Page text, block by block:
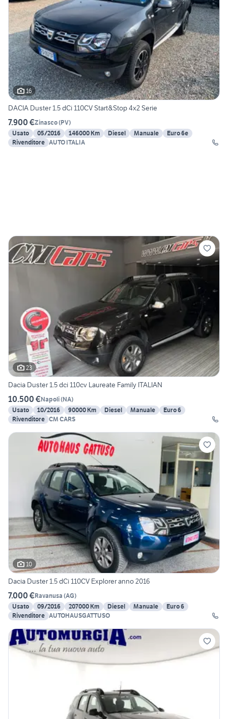
16
DACIA Duster 1.5 dCi 110CV Start&Stop 4x2 Serie
7.900 €Zinasco(PV)
Usato
05/2016 146000 Km Diesel Manuale
Euro 6e
Rivenditore AUTO ITALIA
23
Dacia Duster 1.5 dci 110cv Laureate Family ITALIAN
10.500 €Napoli(NA)
Usato
10/2016 90000 Km Diesel Manuale
Euro 6
Rivenditore CM CARS
10
Dacia Duster 1.5 dCi 110CV Explorer anno 2016
7.000 €Ravanusa (AG)
Usato
09/2016 207000 Km Diesel Manuale
Euro 6
Rivenditore AUTOHAUSGATTUSO